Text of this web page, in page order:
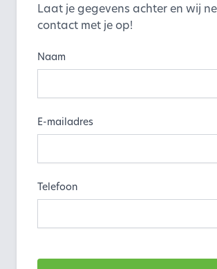
Laat je gegevens achter en wij
contact met je op!
Naam
E-mailadres
Telefoon